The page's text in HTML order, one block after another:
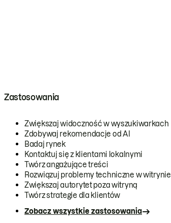
Zastosowania
Zwiększaj widoczność w wyszukiwarkach
Zdobywaj rekomendacje od AI
Badaj rynek
Kontaktuj się z klientami lokalnymi
Twórz angażujące treści
Rozwiązuj problemy techniczne w witrynie
Zwiększaj autorytet poza witryną
Twórz strategie dla klientów
Zobacz wszystkie zastosowania